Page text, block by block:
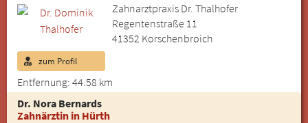
Zahnarztpraxis Dr. Thalhofer
Regentenstraße 11
41352 Korschenbroich
Entfernung: 44.58 km
zum Profil
Dr. Nora Bernards
Zahnärztin in Hürth